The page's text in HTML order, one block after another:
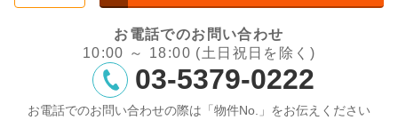
お電話でのお問い合わせ
10:00 ～ 18:00 (土日祝日を除く)
03-5379-0222
お電話でのお問い合わせの際は「物件No.」をお伝えください